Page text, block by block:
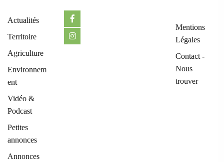
Actualités
Territoire
Agriculture
Environnem
ent
Vidéo &
Podcast
Petites
annonces
Annonces
Mentions
Légales
Contact -
Nous
trouver